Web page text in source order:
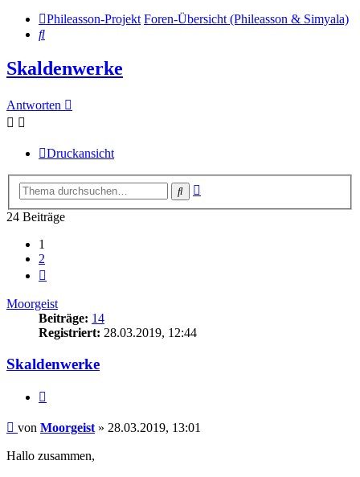
Phileasson-Projekt Foren-Übersicht (Phileasson & Simyala)
Suche
Skaldenwerke
Antworten
Druckansicht
Suche
24 Beiträge
1
2
Moorgeist
Beiträge: 14
Registriert: 28.03.2019, 12:44
Skaldenwerke
Beitrag
von Moorgeist » 28.03.2019, 13:01
Hallo zusammen,